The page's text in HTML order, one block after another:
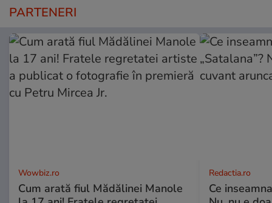
PARTENERI
Wowbiz.ro
Cum arată fiul Mădălinei Manole
Redactia.ro
Ce